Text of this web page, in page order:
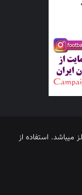
استفاده از